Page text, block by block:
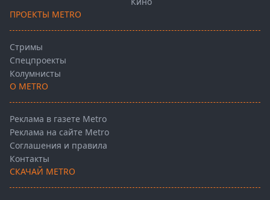
ПРОЕКТЫ METRO
Стримы
Спецпроекты
Колумнисты
О METRO
Реклама в газете Metro
Реклама на сайте Metro
Соглашения и правила
Контакты
СКАЧАЙ METRO